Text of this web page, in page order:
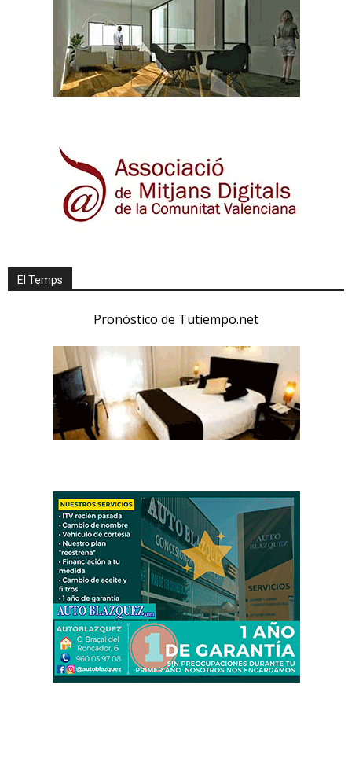
El Temps
Pronóstico de Tutiempo.net